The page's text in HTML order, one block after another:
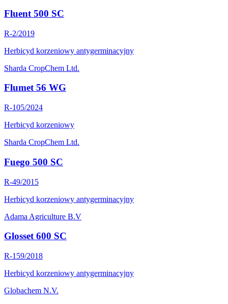
Fluent 500 SC
R-2/2019
Herbicyd korzeniowy antygerminacyjny
Sharda CropChem Ltd.
Flumet 56 WG
R-105/2024
Herbicyd korzeniowy
Sharda CropChem Ltd.
Fuego 500 SC
R-49/2015
Herbicyd korzeniowy antygerminacyjny
Adama Agriculture B.V
Glosset 600 SC
R-159/2018
Herbicyd korzeniowy antygerminacyjny
Globachem N.V.